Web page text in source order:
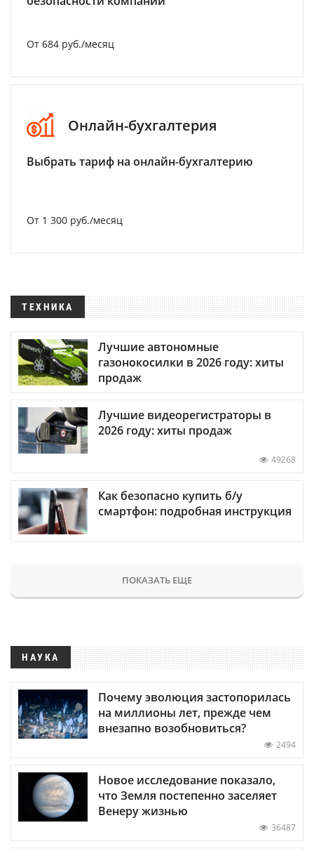
От 684 руб./месяц
Онлайн-бухгалтерия
Выбрать тариф на онлайн-бухгалтерию
От 1 300 руб./месяц
ТЕХНИКА
Лучшие автономные
газонокосилки в 2026 году: хиты
продаж
Лучшие видеорегистраторы в
2026 году: хиты продаж
49268
Как безопасно купить б/у
смартфон: подробная инструкция
ПОКАЗАТЬ ЕЩЕ
НАУКА
Почему эволюция застопорилась
на миллионы лет, прежде чем
внезапно возобновиться?
2494
Новое исследование показало,
что Земля постепенно заселяет
Венеру жизнью
36487